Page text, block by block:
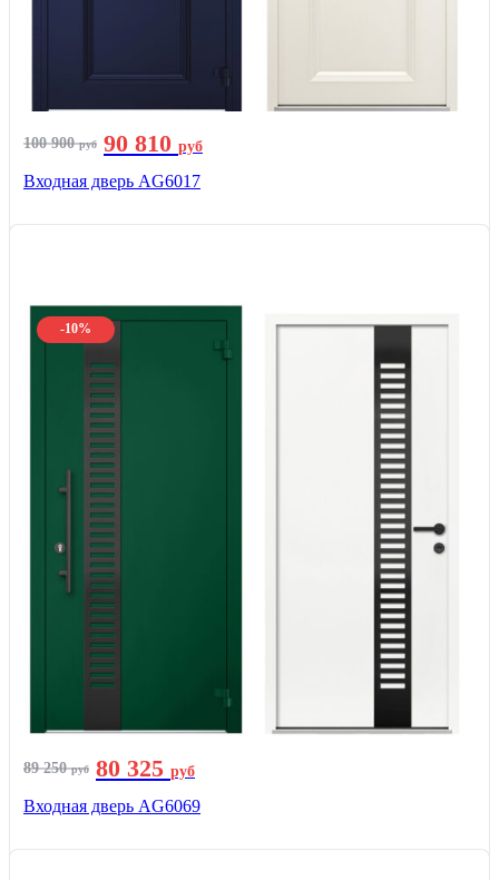
100 900руб 90 810 руб
Входная дверь AG6017
-10%
89 250руб 80 325 руб
Входная дверь AG6069